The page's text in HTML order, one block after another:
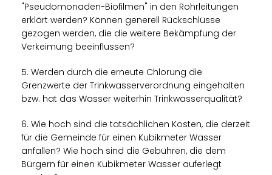
"Pseudomonaden-Biofilmen" in den Rohrleitungen
erklärt werden? Können generell Rückschlüsse
gezogen werden, die die weitere Bekämpfung der
Verkeimung beeinflussen?
5. Werden durch die erneute Chlorung die
Grenzwerte der Trinkwasserverordnung eingehalten
bzw. hat das Wasser weiterhin Trinkwasserqualität?
6. Wie hoch sind die tatsächlichen Kosten, die derzeit
für die Gemeinde für einen Kubikmeter Wasser
anfallen? Wie hoch sind die Gebühren, die dem
Bürgern für einen Kubikmeter Wasser auferlegt